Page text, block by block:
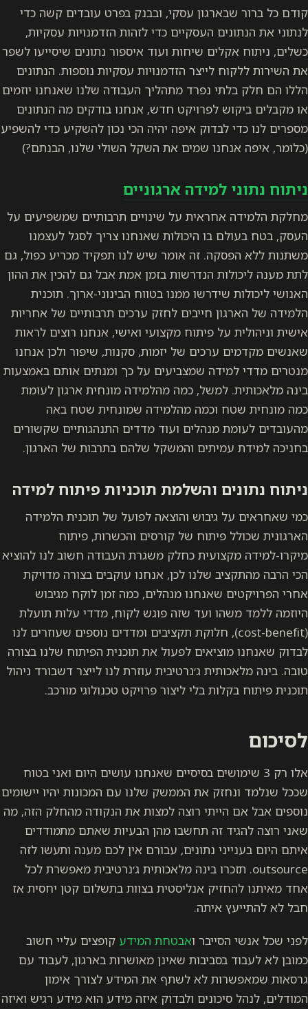
קודם כל ברור שבארגון עסקי, ובבנק בפרט עובדים קשה כדי
לנתוני את הנתונים העסקיים כדי לזהות הזדמנויות עסקיות,
כשלים, ניתוח אקלים שיחות ועוד איספור נתונים שיסייעו לשפר
את השירות ללקוח לייצר הזדמנויות עסקיות נוספות. הנתונים
הללו הם חלק בלתי נפרד מתהליך העבודה שלנו שאנחנו יוזמים
או מקבלים ביקוש לפרויקט חדש, אנחנו בודקים מה הנתונים
מספרים לנו כדי לבדוק איפה יהיה הכי נכון להשקיע כדי להשפיע
(כלומר, איפה אנחנו שמים את השקל השולי שלנו, הבנתם?)
ניתוח נתוני למידה ארגוניים
מחלקת הלמידה אחראית על שינויים תרבותיים שמשפיעים על
העסק, בטח בעולם בו היכולות שאנחנו צריך לסגל לעצמנו
משתנות ללא הפסקה. זה אומר שיש לנו תפקיד מכריע כפול, גם
לתת מענה ליכולות הנדרשות בזמן אמת אבל גם להכין את ההון
האנושי ליכולות שידרשו ממנו בטווח הבינוני-ארוך. תוכנית
הלמידה של הארגון חייבים לחזק ערכים תרבותיים של אחריות
אישית וניהולית על פיתוח מקצועי ואישי, אנחנו רוצים לראות
שאנשים מקדמים ערכים של יזמות, סקנות, שיפור ולכן אנחנו
מנטרים מדדי למידה שמצביעים על כך ומנתים אותם באמצעות
בינה מלאכותית. למשל, כמה מהלמידה מונחית ארגון לעומת
כמה מונחית שטח וכמה מהלמידה שמונחית שטח באה
מהעובדים לעומת מנהלים ועוד מדדים התנהגותיים שקשורים
בחניכה למידת עמיתים והמשקל שלהם בתרבות של הארגון.
ניתוח נתונים והשלמת תוכניות פיתוח למידה
כמי שאחראים על גיבוש והוצאה לפועל של תוכנית הלמידה
הארגונית שכולל פיתוח של קורסים והכשרות, פיתוח
מיקרו-למידה מקצועית כחלק משגרת העבודה חשוב לנו להוציא
הכי הרבה מהתקציב שלנו לכן, אנחנו עוקבים בצורה מדויקת
אחרי הפרויקטים שאנחנו מנהלים, כמה זמן לוקח מגיבוש
היוזמה ללמד משהו ועד שזה פוגש לקוח, מדדי עלות תועלת
(cost-benefit), חלוקת תקציבים ומדדים נוספים שעוזרים לנו
לבדוק שאנחנו מוציאים לפעול את תוכנית הפיתוח שלנו בצורה
טובה. בינה מלאכותית ג׳נרטיבית עוזרת לנו לייצר דשבורד ניהול
תוכנית פיתוח בקלות בלי ליצור פרויקט טכנולוגי מורכב.
לסיכום
אלו רק 3 שימושים בסיסיים שאנחנו עושים היום ואני בטוח
שככל שנלמד ונחזק את הממשק שלנו עם המכונות יהיו יישומים
נוספים אבל אם הייתי רוצה למצות את הנקודה מהחלק הזה, מה
שאני רוצה להגיד זה תחשבו מהן הבעיות שאתם מתמודדים
איתם היום בענייני נתונים, עבורם אין לכם מענה ותעשו לזה
outsource. תזכרו בינה מלאכותית ג׳נרטיבית מאפשרת לכל
אחד מאיתנו להחזיק אנליסטית בצוות בתשלום קטן יחסית אז
חבל לא להתייעץ איתה.
לפני שכל אנשי הסייבר ואבטחת המידע קופצים עליי חשוב
כמובן לא לעבוד בסביבות שאינן מאושרות בארגון, לעבוד עם
גרסאות שמאפשרות לא לשתף את המידע לצורך אימון
המודלים, לנהל סיכונים ולבדוק איזה מידע הוא מידע רגיש ואיזה